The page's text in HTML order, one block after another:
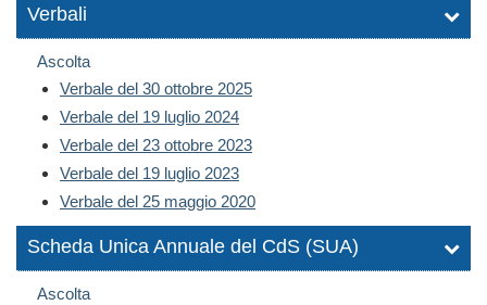
Verbali
Ascolta
Verbale del 30 ottobre 2025
Verbale del 19 luglio 2024
Verbale del 23 ottobre 2023
Verbale del 19 luglio 2023
Verbale del 25 maggio 2020
Scheda Unica Annuale del CdS (SUA)
Ascolta